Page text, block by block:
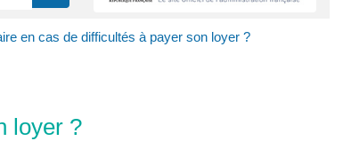
en cas de difficultés à payer son loyer ?
loyer ?